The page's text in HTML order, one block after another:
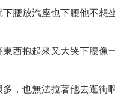
腰放汽座也下腰他不想
西抱起來又大哭下腰像
，也無法拉著他去逛街